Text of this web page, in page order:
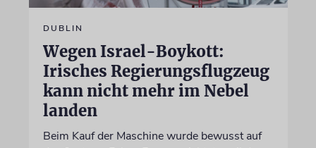
DUBLIN
Wegen Israel-Boykott:
Irisches Regierungsflugzeug
kann nicht mehr im Nebel
landen
Beim Kauf der Maschine wurde bewusst auf